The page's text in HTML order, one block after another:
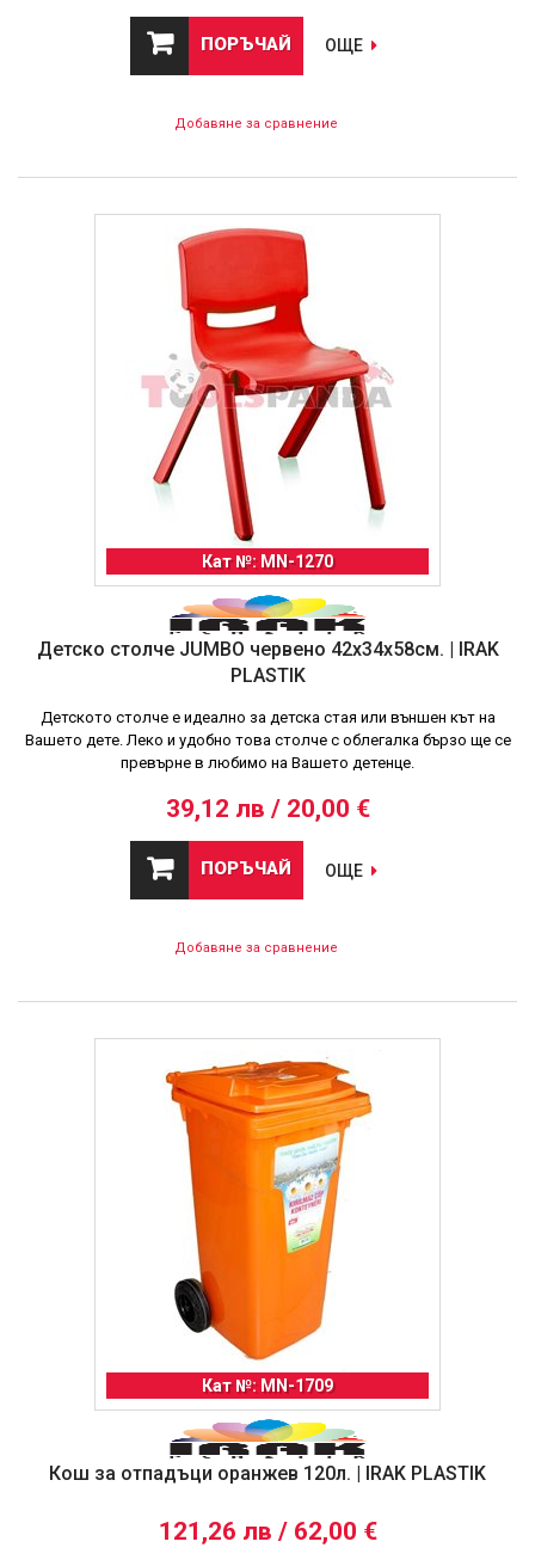
ПОРЪЧАЙ ОЩЕ
Добавяне за сравнение
Кат №: MN-1270
Детско столче JUMBO червено 42x34x58см. | IRAK
PLASTIK
Детското столче е идеално за детска стая или външен кът на
Вашето дете. Леко и удобно това столче с облегалка бързо ще се
превърне в любимо на Вашето детенце.
39,12 лв / 20,00 €
ПОРЪЧАЙ ОЩЕ
Добавяне за сравнение
Кат №: MN-1709
Кош за отпадъци оранжев 120л. | IRAK PLASTIK
121,26 лв / 62,00 €